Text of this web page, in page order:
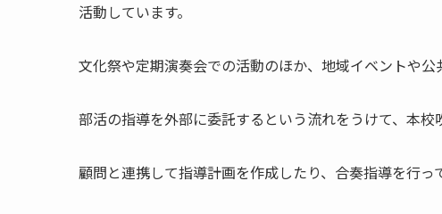
活動しています。
文化祭や定期演奏会での活動のほか、地域イベントや公
部活の指導を外部に委託するという流れをうけて、本
顧問と連携して指導計画を作成したり、合奏指導を行っ